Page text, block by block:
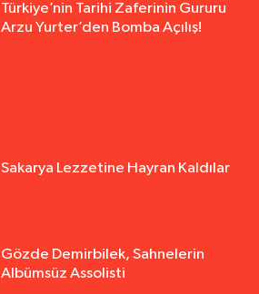
Türkiye’nin Tarihi Zaferinin Gururu
Arzu Yurter’den Bomba Açılış!
Sakarya Lezzetine Hayran Kaldılar
Gözde Demirbilek, Sahnelerin
Albümsüz Assolisti